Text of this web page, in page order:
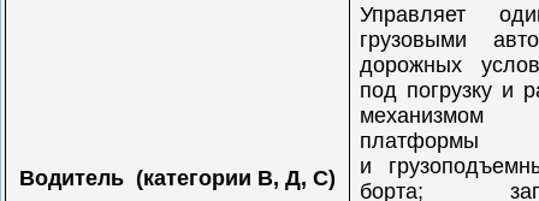
Водитель (категории В, Д, С)
Управляет
грузовыми
дорожных
под погрузку и
и
борта;